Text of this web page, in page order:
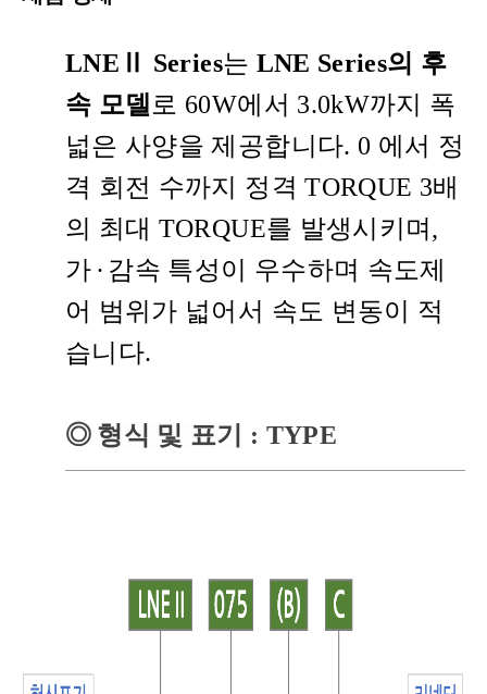
LNEⅡ Series는 LNE Series의 후
속 모델 로 60W에서 3.0kW까지 폭
넓은 사양을 제공합니다. 0 에서 정
격 회전 수까지 정격 TORQUE 3배
의 최대 TORQUE를 발생시키며,
가 · 감속 특성이 우수하며 속도제
어 범위가 넓어서 속도 변동이 적
습니다.
◎ 형식 및 표기 : TYPE